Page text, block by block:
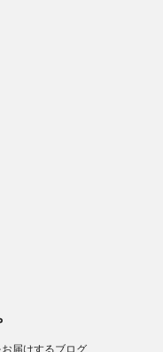
届けするブログ